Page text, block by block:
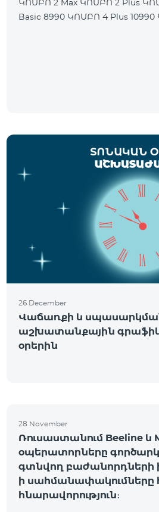
ԿՈՄԲՈ 2 Max ԿՈՄԲՈ 2 Plus
Basic 8990 ԿՈՄԲՈ 4 Plus 10990
26 December
Վաճառքի և
աշխատանքային
օրերին
28 November
Ռուսաստանում Beeline և
օպերատորները
գտնվող բաժանորդների
ի սահմանափակումները
հնարավորություն։